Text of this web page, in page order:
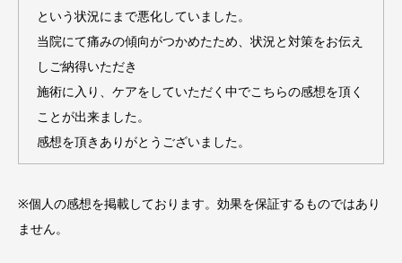
という状況にまで悪化していました。
当院にて痛みの傾向がつかめたため、状況と対策をお伝え
しご納得いただき
施術に入り、ケアをしていただく中でこちらの感想を頂く
ことが出来ました。
感想を頂きありがとうございました。
※個人の感想を掲載しております。効果を保証するものではあり
ません。